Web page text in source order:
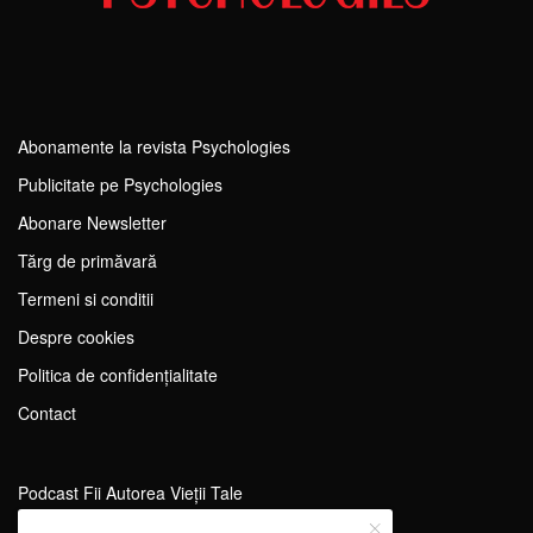
Abonamente la revista Psychologies
Publicitate pe Psychologies
Abonare Newsletter
Tărg de primăvară
Termeni si conditii
Despre cookies
Politica de confidențialitate
Contact
Podcast Fii Autorea Vieții Tale